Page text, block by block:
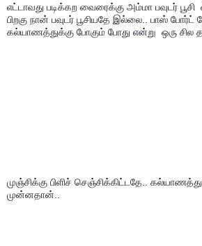
எட்டாவது படிக்கற வைரைக்கு அம்மா பவுடர் பூசி
பிறகு நான் பவுடர் பூசியதே இல்லை.. பாஸ்
கல்யாணத்துக்கு போகும் போது என்று  ஒரு சில
முஞ்சிக்கு பிளிச் செஞ்சிக்கிட்டதே..
முன்னதான்..